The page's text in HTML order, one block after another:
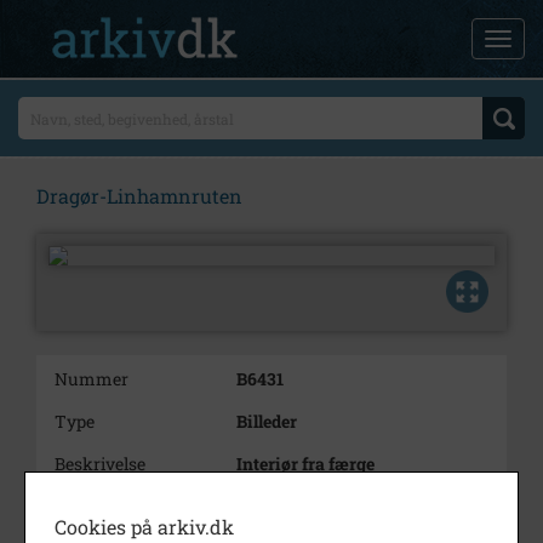
Dragør-Linhamnruten
Nummer
B6431
Type
Billeder
Beskrivelse
Interiør fra færge
Cookies på arkiv.dk